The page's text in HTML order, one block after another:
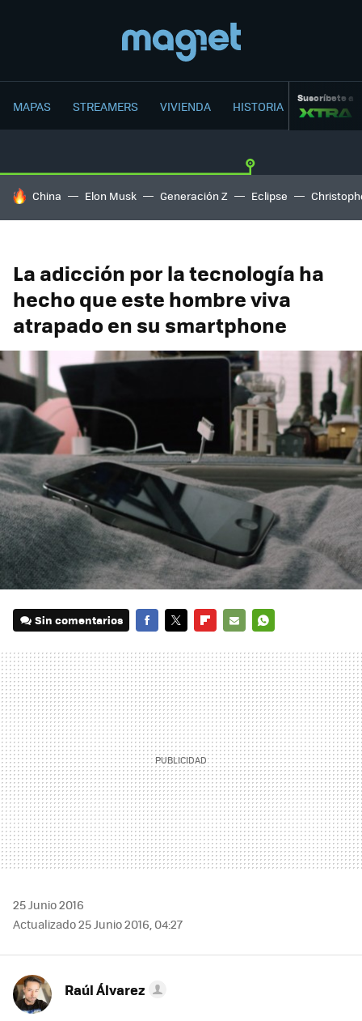
MAPAS STREAMERS VIVIENDA HISTORIA Suscríbete a
HOY SE HABLA DE
China Elon Musk Generación Z Eclipse
La adicción por la tecnología ha
hecho que este hombre viva
atrapado en su smartphone
Sin comentarios
MAIL
25 Junio 2016
Actualizado 25 Junio 2016, 04:27
Raúl Álvarez